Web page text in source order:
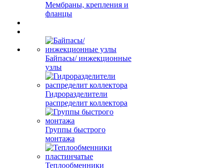
Мембраны, крепления и
фланцы
Байпасы/ инжекционные
узлы
Гидроразделители
распределит коллектора
Группы быстрого
монтажа
Теплообменники